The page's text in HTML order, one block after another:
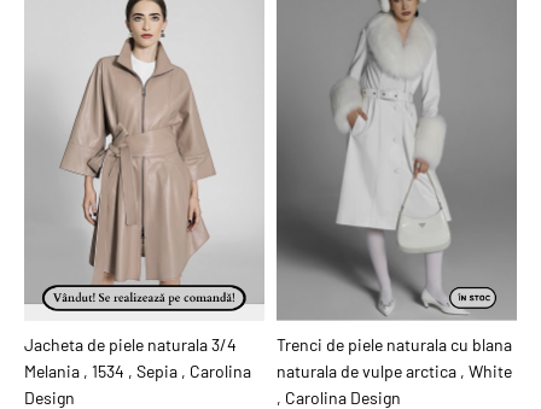
ADAUGĂ ÎN COŞ
Jacheta de piele naturala 3/4
Melania , 1534 , Sepia , Carolina
Design
ADAUGĂ ÎN COŞ
Trenci de piele naturala cu blana
naturala de vulpe arctica , White
, Carolina Design